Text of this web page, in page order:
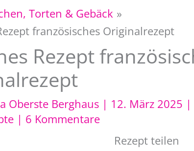
Torten & Gebäck
französisches Originalrezept
Rezept
Oberste Berghaus | 12. März 2025 |
| 6 Kommentare
Rezept teilen